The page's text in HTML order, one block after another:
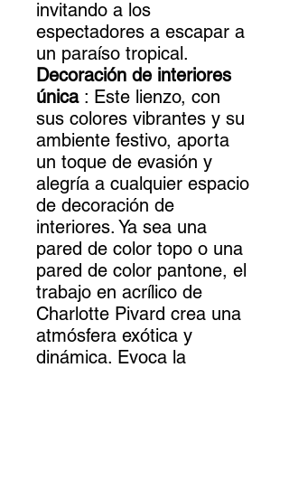
invitando a los
espectadores a escapar a
un paraíso tropical.
Decoración de interiores
única: Este lienzo, con
sus colores vibrantes y su
ambiente festivo, aporta
un toque de evasión y
alegría a cualquier espacio
de decoración de
interiores. Ya sea una
pared de color topo o una
pared de color pantone, el
trabajo en acrílico de
Charlotte Pivard crea una
atmósfera exótica y
dinámica. Evoca la